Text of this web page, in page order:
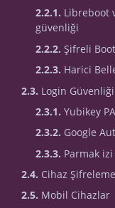
2.2.1. Libreboot
güvenliği
2.2.2. Şifreli
2.2.3. Harici
2.3. Login Güvenliği
2.3.1. Yubikey
2.3.2. Google
2.3.3. Parmak izi
2.4. Cihaz Şifreleme
2.5. Mobil Cihazlar